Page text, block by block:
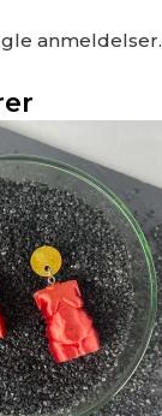
anmeldelser.